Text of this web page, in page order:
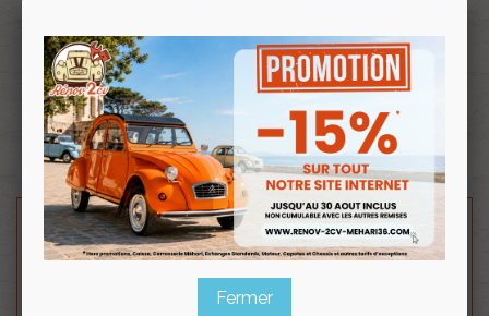
avec la Carte clubRenov 2cv
Souscrire
au clubRenov 2cv
Besoin d'un renseignement technique sur le produit
? N'hésitez pas à contacter notre service
0254 277 154ou par mail à
renov2cv.technique@gmail.com
Fermer